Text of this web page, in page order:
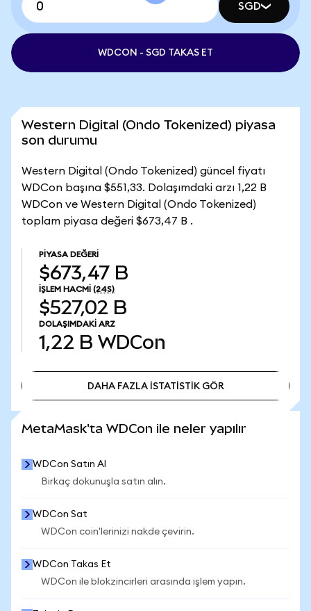
SGD
WDCON - SGD TAKAS ET
Western Digital (Ondo Tokenized) piyasa
son durumu
Western Digital (Ondo Tokenized) güncel fiyatı
WDCon başına $551,33. Dolaşımdaki arzı 1,22 B
WDCon ve Western Digital (Ondo Tokenized)
toplam piyasa değeri $673,47 B .
PIYASA DEĞERI
$673,47 B
İŞLEM HACMI (24S)
$527,02 B
DOLAŞIMDAKI ARZ
1,22 B WDCon
DAHA FAZLA İSTATİSTİK GÖR
MetaMask'ta WDCon ile neler yapılır
WDCon Satın Al
Birkaç dokunuşla satın alın.
WDCon Sat
WDCon coin'lerinizi nakde çevirin.
WDCon Takas Et
WDCon ile blokzincirleri arasında işlem yapın.